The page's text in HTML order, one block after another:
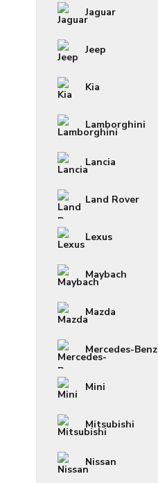
Jaguar
Jeep
Kia
Lamborghini
Lancia
Land Rover
Lexus
Maybach
Mazda
Mercedes-Benz
Mini
Mitsubishi
Nissan